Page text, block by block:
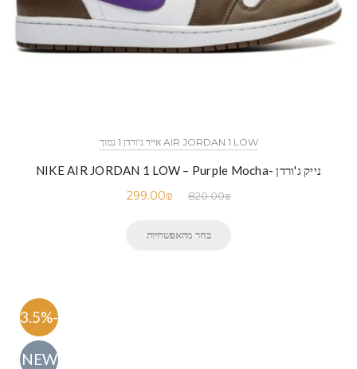
AIR JORDAN 1 LOW אייר ג'ורדן 1 נמוך
נייק ג'ורדן -NIKE AIR JORDAN 1 LOW – Purple Mocha
820.00₪
299.00₪
בחר מהאפשרויות
-63.5%
NEW